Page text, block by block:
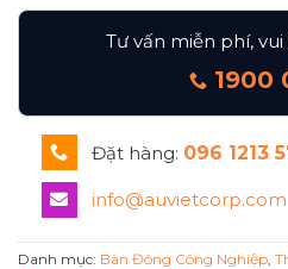
Tư vấn miễn phí,
1900
Đặt hàng: 096 1213
info@auvietcorp.com
Danh mục: Bàn Đông Công Nghiệp